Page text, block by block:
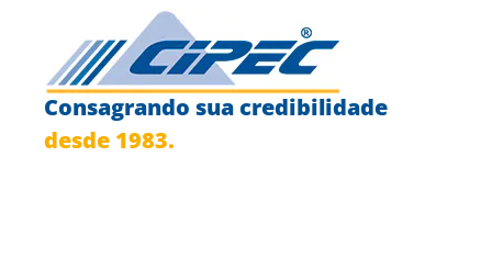
Consagrando sua credibilidade
desde 1983.